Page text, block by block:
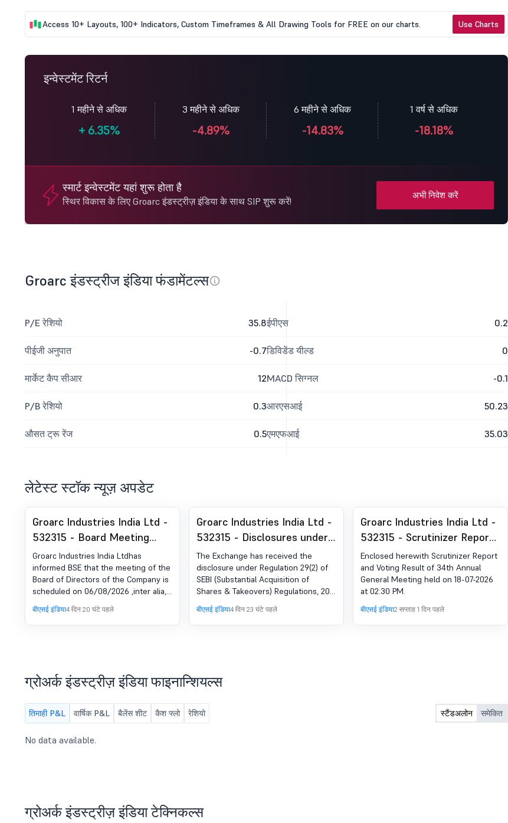
Access 10+ Layouts, 100+ Indicators, Custom Timeframes & All Drawing Tools for FREE on our charts. Use Charts
इन्वेस्टमेंट रिटर्न
1 महीने से अधिक
+ 6.35%
3 महीने से अधिक
-4.89%
6 महीने से अधिक
-14.83%
1 वर्ष से अधिक
-18.18%
स्मार्ट इन्वेस्टमेंट यहां शुरू होता है
स्थिर विकास के लिए Groarc इंडस्ट्रीज़ इंडिया के साथ SIP शुरू करें!
अभी निवेश करें
Groarc इंडस्ट्रीज इंडिया फंडामेंटल्स
P/E रेशियो 35.8
पीईजी अनुपात -0.7
मार्केट कैप सीआर 12
P/B रेशियो 0.3
औसत ट्रू रेंज 0.5
ईपीएस 0.2
डिविडेंड यील्ड 0
MACD सिग्नल -0.1
आरएसआई 50.23
एमएफआई 35.03
लेटेस्ट स्टॉक न्यूज़ अपडेट
Groarc Industries India Ltd -
532315 - Board Meeting
Intimation for Board
Meeting Dated 06/08/2026
Groarc Industries India Ltdhas
informed BSE that the meeting of the
Board of Directors of the Company is
scheduled on 06/08/2026 ,inter alia,
to consider and approve Board
Meeting dated 06-08-2026 inter alia,
a) The Un-audited Standalone
Any other item.
बीएसई इंडिया4 दिन 20 घंटे पहले
Groarc Industries India Ltd -
532315 - Disclosures under
Reg. SEBI (SAST) विनियम, 2011
का 29(2)
The Exchange has received the
disclosure under Regulation 29(2) of
SEBI (Substantial Acquisition of
Shares & Takeovers) Regulations, 2011
for C Devasena
बीएसई इंडिया4 दिन 23 घंटे पहले
Groarc Industries India Ltd -
532315 - Scrutinizer Report
And Voting Result Of 34Th
AGM
Enclosed herewith Scrutinizer Report
and Voting Result of 34th Annual
General Meeting held on 18-07-2026
at 02:30 PM.
बीएसई इंडिया2 सप्ताह 1 दिन पहले
ग्रोअर्क इंडस्ट्रीज़ इंडिया फाइनान्शियल्स
तिमाही P&L वार्षिक P&L बैलेंस शीट कैश फ्लो रेशियो स्टैंडअलोन समेकित
No data available.
ग्रोअर्क इंडस्ट्रीज़ इंडिया टेक्निकल्स